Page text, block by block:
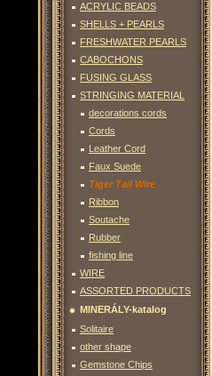
ACRYLIC BEADS
SHELLS + PEARLS
FRESHWATER PEARLS
CABOCHONS
FUSING GLASS
STRINGING MATERIAL
decorations cords
Cords
Leather Cord
Faux Suede
Tiger Tail Wire
Ribbon
Soutache
Rubber
fishing line
WIRE
ASSORTED PRODUCTS
MINERÁLY-katalog
Solitaire
other shape
Gemstone Chips